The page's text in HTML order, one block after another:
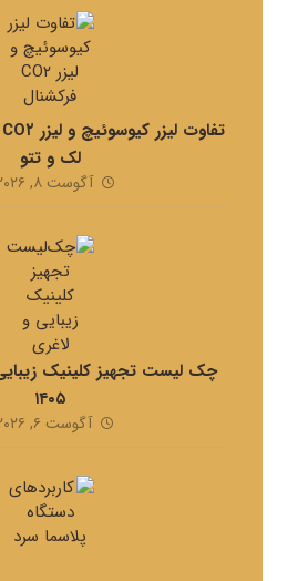
لک و تتو
آگوست ۸, ۲۰۲۶
چک لیست تجهیز کلینیک
۱۴۰۵
آگوست ۶, ۲۰۲۶